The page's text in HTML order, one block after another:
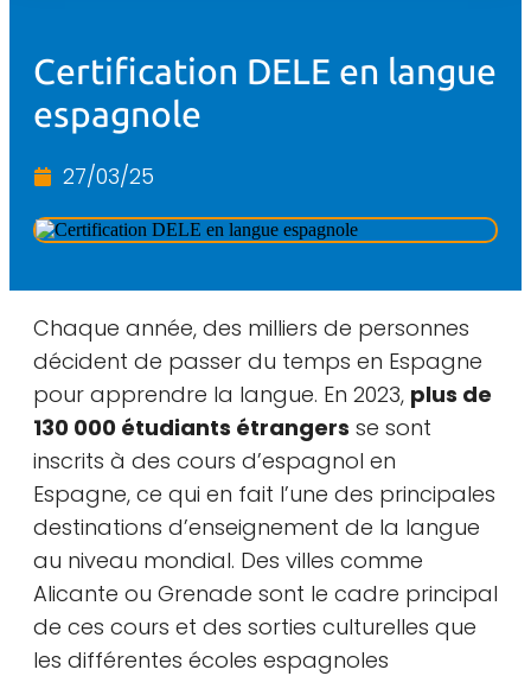
Certification DELE en langue
espagnole
27/03/25
Chaque année, des milliers de personnes
décident de passer du temps en Espagne
pour apprendre la langue. En 2023, plus de
130 000 étudiants étrangers se sont
inscrits à des cours d’espagnol en
Espagne, ce qui en fait l’une des principales
destinations d’enseignement de la langue
au niveau mondial. Des villes comme
Alicante ou Grenade sont le cadre principal
de ces cours et des sorties culturelles que
les différentes écoles espagnoles